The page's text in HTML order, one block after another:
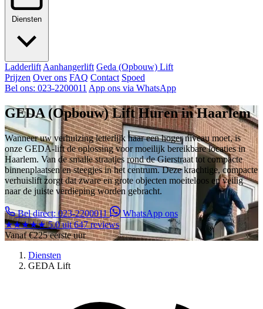
Diensten
Ladderlift Aanhangerlift Geda (Opbouw) Lift
Prijzen Over ons FAQ Contact Spoed
Bel ons: 023-2200011 App ons via WhatsApp
GEDA (Opbouw) Lift Huren in Haarlem
Wanneer uw verhuizing letterlijk naar een hoger niveau moet, is
onze GEDA-lift de oplossing voor moeilijk bereikbare locaties in
Haarlem. Van de smalle straatjes rond de Gierstraat tot compacte
binnenplaatsen en steegjes in het centrum. Deze krachtige, compacte
verhuislift zorgt dat zware en grote objecten moeiteloos en veilig
naar de juiste verdieping worden gebracht.
Bel direct: 023-2200011
WhatsApp ons
★★★★★ 5.0 uit 647 reviews
Vanaf €225 eerste uur
Diensten
GEDA Lift